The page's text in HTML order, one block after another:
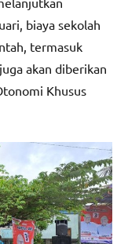
biaya sekolah
termasuk
akan diberikan
Khusus